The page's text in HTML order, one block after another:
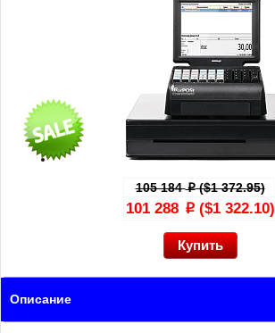
105 184p($1 372.95)
101 288 p($1 322.10)
Описание